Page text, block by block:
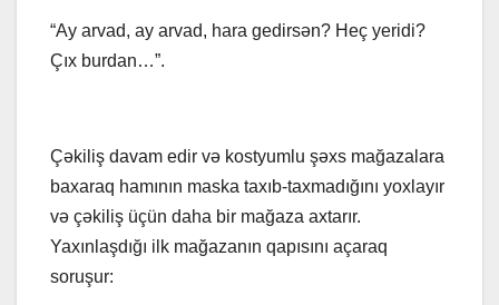
“Ay arvad, ay arvad, hara gedirsən? Heç yeridi?
Çıx burdan…”.
Çəkiliş davam edir və kostyumlu şəxs mağazalara
baxaraq hamının maska taxıb-taxmadığını yoxlayır
və çəkiliş üçün daha bir mağaza axtarır.
Yaxınlaşdığı ilk mağazanın qapısını açaraq
soruşur: